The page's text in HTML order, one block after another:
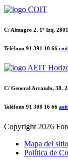
C/ Almagro 2. 1º Izq.
Teléfono 91 391 10 66
C/ General Arrando, 38.
Teléfono 91 308 16 66
Copyright 2026
Mapa del sitio
Política de